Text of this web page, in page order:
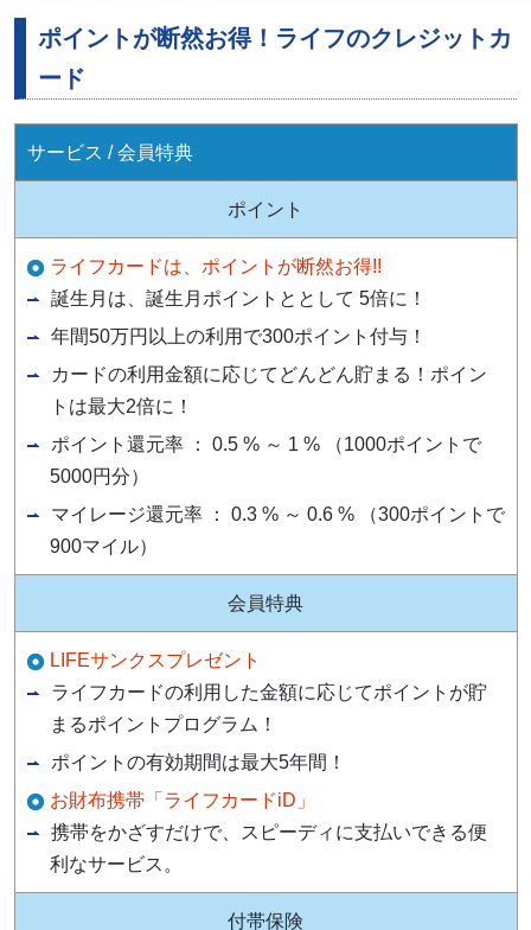
ポイントが断然お得！ライフのクレジットカ
ード
サービス / 会員特典
ポイント
ライフカードは、ポイントが断然お得!!
誕生月は、誕生月ポイントととして 5倍に！
年間50万円以上の利用で300ポイント付与！
カードの利用金額に応じてどんどん貯まる！ポイン
トは最大2倍に！
ポイント還元率 ： 0.5 % ～ 1 % （1000ポイントで
5000円分）
マイレージ還元率 ： 0.3 % ～ 0.6 % （300ポイントで
900マイル）
会員特典
LIFEサンクスプレゼント
ライフカードの利用した金額に応じてポイントが貯
まるポイントプログラム！
ポイントの有効期間は最大5年間！
お財布携帯「ライフカードiD」
携帯をかざすだけで、スピーディに支払いできる便
利なサービス。
付帯保険